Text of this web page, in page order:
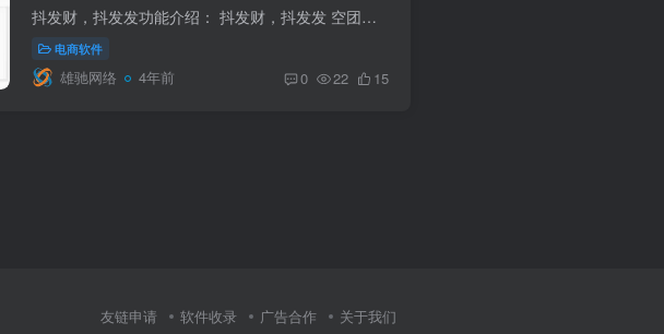
抖发财，抖发发功能介绍： 抖发财，抖发发 空团监控，已经全面升级， 自动监控 根据自己的要求设定软件，达到要求自动下架商品 适合50人团 10 人团，新增商品优惠券发放，高防设置， 限时限量够...
电商软件
雄驰网络 4年前 0 22 15
友链申请 软件收录 广告合作 关于我们